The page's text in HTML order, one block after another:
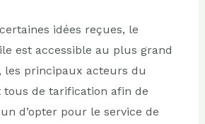
idées reçues, le
est accessible au plus grand
les principaux acteurs du
de tarification afin de
d’opter pour le service de